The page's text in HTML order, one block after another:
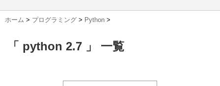
ホーム > プログラミング > Python >
「 python 2.7 」 一覧